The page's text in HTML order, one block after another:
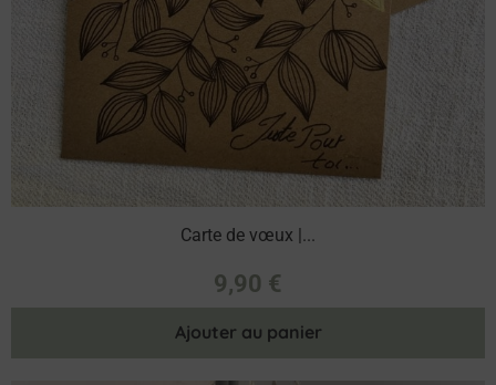
Carte de vœux |...
9,90 €
Ajouter au panier